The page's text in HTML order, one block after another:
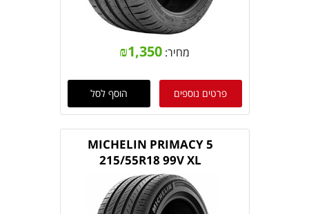
מחיר: ₪1,350
פרטים נוספים הוסף לסל
MICHELIN PRIMACY 5
215/55R18 99V XL